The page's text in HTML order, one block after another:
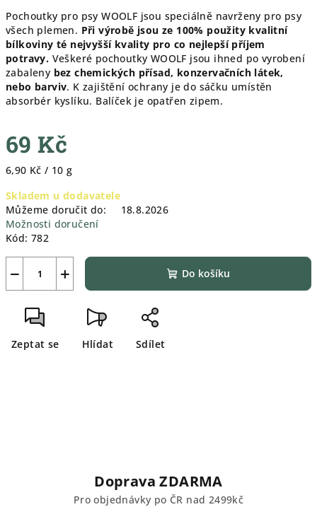
Pochoutky pro psy WOOLF jsou speciálně navrženy pro psy
všech plemen. Při výrobě jsou ze 100% použity kvalitní
bílkoviny té nejvyšší kvality pro co nejlepší příjem
potravy. Veškeré pochoutky WOOLF jsou ihned po vyrobení
zabaleny bez chemických přísad, konzervačních látek,
nebo barviv. K zajištění ochrany je do sáčku umístěn
absorbér kyslíku. Balíček je opatřen zipem.
69 Kč
Měrná
6,90 Kč / 10 g
Skladem u dodavatele
Můžeme doručit do:
18.8.2026
Možnosti doručení
Kód: 782
+
− Do košíku
Zeptat se Hlídat Sdílet
Doprava ZDARMA
Pro objednávky po ČR nad 2499kč